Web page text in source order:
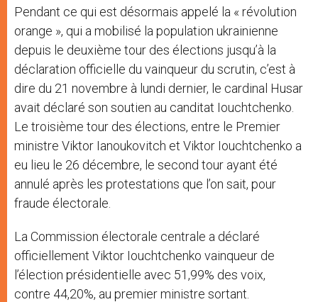
Pendant ce qui est désormais appelé la « révolution
orange », qui a mobilisé la population ukrainienne
depuis le deuxième tour des élections jusqu’à la
déclaration officielle du vainqueur du scrutin, c’est à
dire du 21 novembre à lundi dernier, le cardinal Husar
avait déclaré son soutien au canditat Iouchtchenko.
Le troisième tour des élections, entre le Premier
ministre Viktor Ianoukovitch et Viktor Iouchtchenko a
eu lieu le 26 décembre, le second tour ayant été
annulé après les protestations que l’on sait, pour
fraude électorale.
La Commission électorale centrale a déclaré
officiellement Viktor Iouchtchenko vainqueur de
l’élection présidentielle avec 51,99% des voix,
contre 44,20%, au premier ministre sortant.